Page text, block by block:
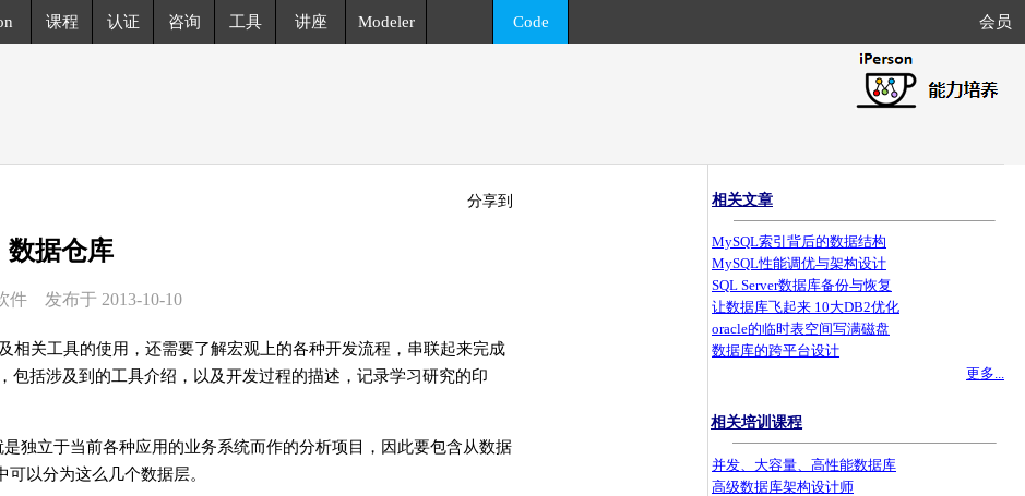
课程 认证 咨询 工具 讲座 Modeler Code 会员
分享到
数据仓库
件 发布于 2013-10-10
相关工具的使用，还需要了解宏观上的各种开发流程，串联起来完成
包括涉及到的工具介绍，以及开发过程的描述，记录学习研究的印
独立于当前各种应用的业务系统而作的分析项目，因此要包含从数据
以分为这么几个数据层。
相关文章
MySQL索引背后的数据结构
MySQL性能调优与架构设计
SQL Server数据库备份与恢复
让数据库飞起来 10大DB2优化
oracle的临时表空间写满磁盘
数据库的跨平台设计
更多...
相关培训课程
并发、大容量、高性能数据库
高级数据库架构设计师